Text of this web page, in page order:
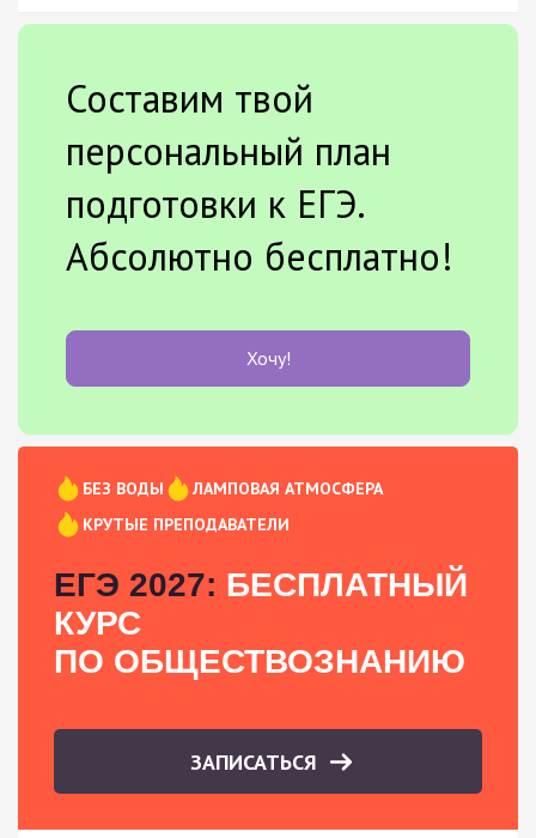
Составим твой
персональный план
подготовки к ЕГЭ.
Абсолютно бесплатно!
Хочу!
БЕЗ ВОДЫ
ЛАМПОВАЯ АТМОСФЕРА
КРУТЫЕ ПРЕПОДАВАТЕЛИ
ЕГЭ 2027: БЕСПЛАТНЫЙ
КУРС
ПО ОБЩЕСТВОЗНАНИЮ
ЗАПИСАТЬСЯ